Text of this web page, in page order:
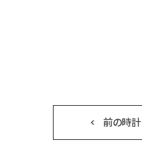
前の時計